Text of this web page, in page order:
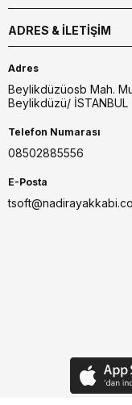
ADRES & İLETIŞIM
Adres
Beylikdüzüosb Mah.
Beylikdüzü/ İSTANBUL
Telefon Numarası
08502885556
E-Posta